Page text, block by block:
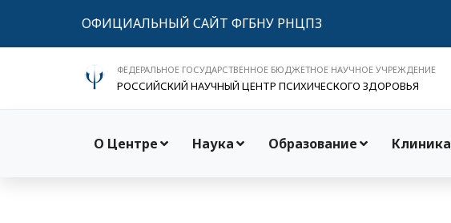
ОФИЦИАЛЬНЫЙ САЙТ ФГБНУ РНЦПЗ
ФЕДЕРАЛЬНОЕ ГОСУДАРСТВЕННОЕ БЮДЖЕТНОЕ НАУЧНОЕ УЧРЕЖДЕНИЕ
РОССИЙСКИЙ НАУЧНЫЙ ЦЕНТР ПСИХИЧЕСКОГО ЗДОРОВЬЯ
О Центре Наука Образование Клиника